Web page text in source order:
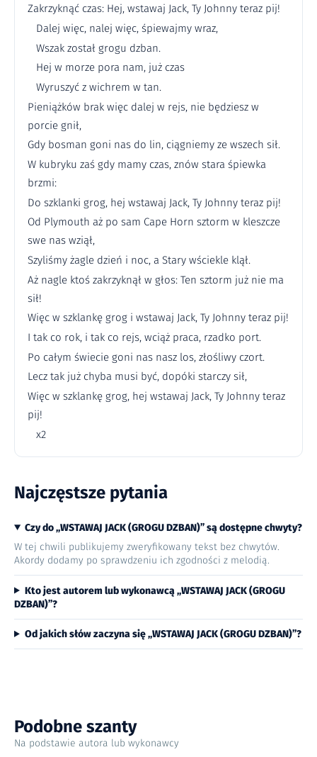
Zakrzyknąć czas: Hej, wstawaj Jack, Ty Johnny teraz pij!
Dalej więc, nalej więc, śpiewajmy wraz,
Wszak został grogu dzban.
Hej w morze pora nam, już czas
Wyruszyć z wichrem w tan.
Pieniążków brak więc dalej w rejs, nie będziesz w
porcie gnił,
Gdy bosman goni nas do lin, ciągniemy ze wszech sił.
W kubryku zaś gdy mamy czas, znów stara śpiewka
brzmi:
Do szklanki grog, hej wstawaj Jack, Ty Johnny teraz pij!
Od Plymouth aż po sam Cape Horn sztorm w kleszcze
swe nas wziął,
Szyliśmy żagle dzień i noc, a Stary wściekle klął.
Aż nagle ktoś zakrzyknął w głos: Ten sztorm już nie ma
sił!
Więc w szklankę grog i wstawaj Jack, Ty Johnny teraz pij!
I tak co rok, i tak co rejs, wciąż praca, rzadko port.
Po całym świecie goni nas nasz los, złośliwy czort.
Lecz tak już chyba musi być, dopóki starczy sił,
Więc w szklankę grog, hej wstawaj Jack, Ty Johnny teraz
pij!
x2
Najczęstsze pytania
Czy do „WSTAWAJ JACK (GROGU DZBAN)” są dostępne chwyty?
W tej chwili publikujemy zweryfikowany tekst bez chwytów.
Akordy dodamy po sprawdzeniu ich zgodności z melodią.
Kto jest autorem lub wykonawcą „WSTAWAJ JACK (GROGU
DZBAN)”?
Od jakich słów zaczyna się „WSTAWAJ JACK (GROGU DZBAN)”?
Podobne szanty
Na podstawie autora lub wykonawcy